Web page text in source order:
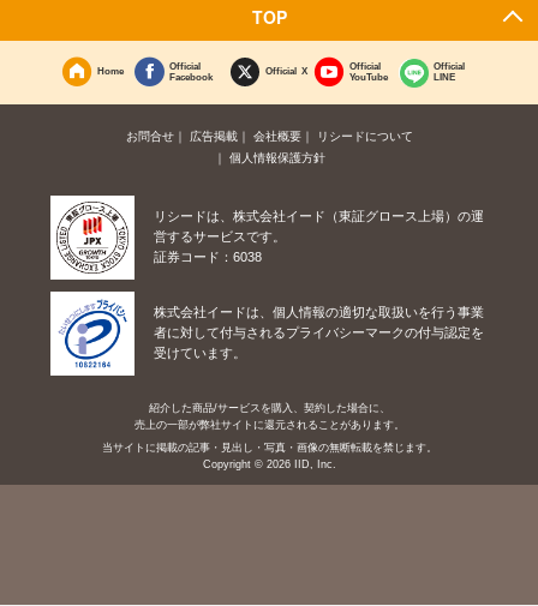
TOP
Home
Official
Facebook
Official X
Official
YouTube
Official
LINE
お問合せ 広告掲載 会社概要
リシードについて
個人情報保護方針
リシードは、株式会社イード（東証グロース上場）の運
営するサービスです。
証券コード：6038
株式会社イードは、個人情報の適切な取扱いを行う事業
者に対して付与されるプライバシーマークの付与認定を
受けています。
紹介した商品/サービスを購入、契約した場合に、
売上の一部が弊社サイトに還元されることがあります。
当サイトに掲載の記事・見出し・写真・画像の無断転載を禁じます。
Copyright © 2026 IID, Inc.